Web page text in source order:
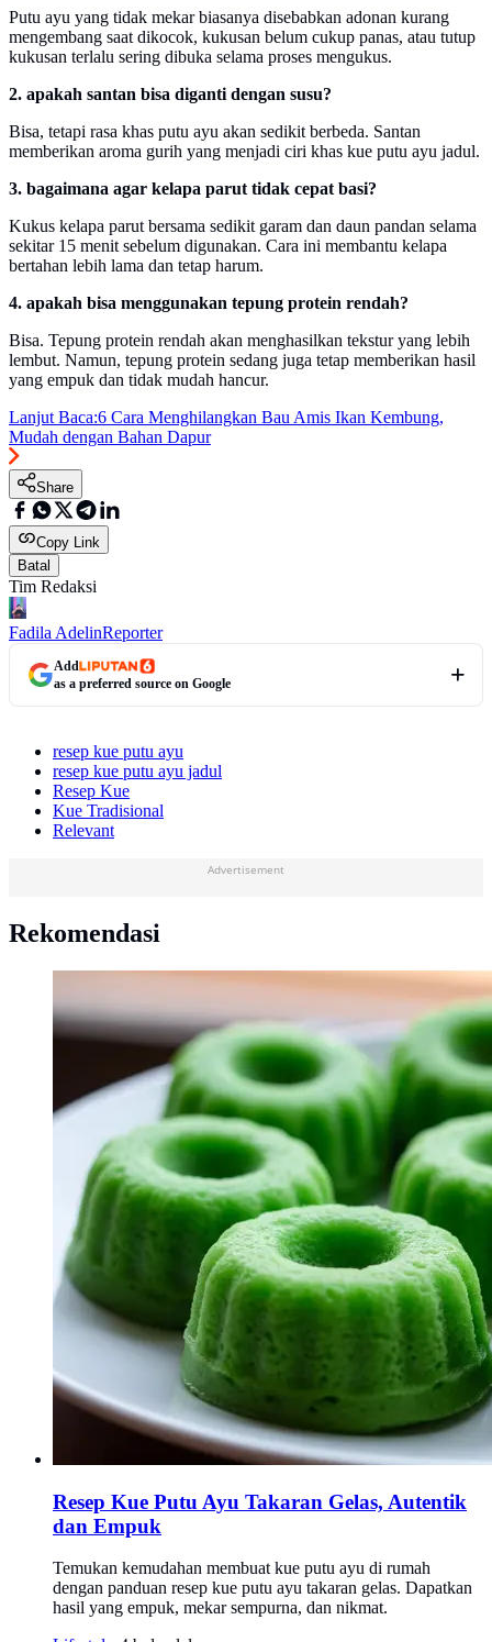
Putu ayu yang tidak mekar biasanya disebabkan adonan kurang
mengembang saat dikocok, kukusan belum cukup panas, atau tutup
kukusan terlalu sering dibuka selama proses mengukus.
2. apakah santan bisa diganti dengan susu?
Bisa, tetapi rasa khas putu ayu akan sedikit berbeda. Santan
memberikan aroma gurih yang menjadi ciri khas kue putu ayu jadul.
3. bagaimana agar kelapa parut tidak cepat basi?
Kukus kelapa parut bersama sedikit garam dan daun pandan selama
sekitar 15 menit sebelum digunakan. Cara ini membantu kelapa
bertahan lebih lama dan tetap harum.
4. apakah bisa menggunakan tepung protein rendah?
Bisa. Tepung protein rendah akan menghasilkan tekstur yang lebih
lembut. Namun, tepung protein sedang juga tetap memberikan hasil
yang empuk dan tidak mudah hancur.
Lanjut Baca:6 Cara Menghilangkan Bau Amis Ikan Kembung,
Mudah dengan Bahan Dapur
Share
Copy Link
Batal
Tim Redaksi
Fadila AdelinReporter
Add
as a preferred source on Google
resep kue putu ayu
resep kue putu ayu jadul
Resep Kue
Kue Tradisional
Relevant
Advertisement
Rekomendasi
Resep Kue Putu Ayu Takaran Gelas, Autentik
dan Empuk
Temukan kemudahan membuat kue putu ayu di rumah
dengan panduan resep kue putu ayu takaran gelas. Dapatkan
hasil yang empuk, mekar sempurna, dan nikmat.